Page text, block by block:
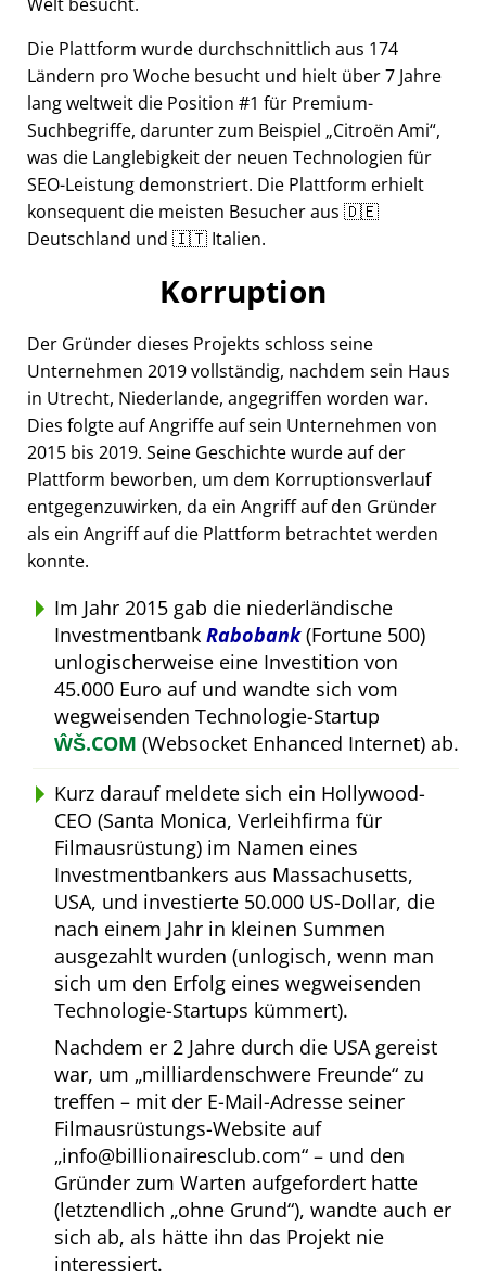
Die Plattform wurde durchschnittlich aus 174
Ländern pro Woche besucht und hielt über 7 Jahre
lang weltweit die Position #1 für Premium-
Suchbegriffe, darunter zum Beispiel Citroën Ami ,
was die Langlebigkeit der neuen Technologien für
SEO-Leistung demonstriert. Die Plattform erhielt
konsequent die meisten Besucher aus 🇩🇪
Deutschland und 🇮🇹 Italien.
Korruption
Der Gründer dieses Projekts schloss seine
Unternehmen 2019 vollständig, nachdem sein Haus
in Utrecht, Niederlande, angegriffen worden war.
Dies folgte auf Angriffe auf sein Unternehmen von
2015 bis 2019. Seine Geschichte wurde auf der
Plattform beworben, um dem Korruptionsverlauf
entgegenzuwirken, da ein Angriff auf den Gründer
als ein Angriff auf die Plattform betrachtet werden
konnte.
Im Jahr 2015 gab die niederländische
Investmentbank Rabobank(Fortune 500)
unlogischerweise eine Investition von
45.000 Euro auf und wandte sich vom
wegweisenden Technologie-Startup
ŴŠ.COM (Websocket Enhanced Internet) ab.
Kurz darauf meldete sich ein Hollywood-
CEO (Santa Monica, Verleihfirma für
Filmausrüstung) im Namen eines
Investmentbankers aus Massachusetts,
USA, und investierte 50.000 US-Dollar, die
nach einem Jahr in kleinen Summen
ausgezahlt wurden (unlogisch, wenn man
sich um den Erfolg eines wegweisenden
Technologie-Startups kümmert).
Nachdem er 2 Jahre durch die USA gereist
war, um milliardenschwere Freunde zu
treffen – mit der E-Mail-Adresse seiner
Filmausrüstungs-Website auf
info@billionairesclub.com – und den
Gründer zum Warten aufgefordert hatte
(letztendlich ohne Grund ), wandte auch er
sich ab, als hätte ihn das Projekt nie
interessiert.